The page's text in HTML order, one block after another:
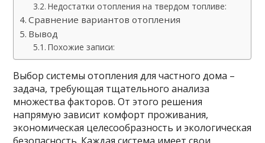
Недостатки отопления на твердом топливе:
Сравнение вариантов отопления
Вывод
Похожие записи:
Выбор системы отопления для частного дома –
задача, требующая тщательного анализа
множества факторов. От этого решения
напрямую зависит комфорт проживания,
экономическая целесообразность и экологическая